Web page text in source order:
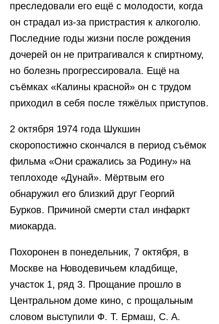
преследовали его ещё с молодости, когда
он страдал из-за пристрастия к алкоголю.
Последние годы жизни после рождения
дочерей он не притрагивался к спиртному,
но болезнь прогрессировала. Ещё на
съёмках «Калины красной» он с трудом
приходил в себя после тяжёлых приступов.
2 октября 1974 года Шукшин
скоропостижно скончался в период съёмок
фильма «Они сражались за Родину» на
теплоходе «Дунай». Мёртвым его
обнаружил его близкий друг Георгий
Бурков. Причиной смерти стал инфаркт
миокарда.
Похоронен в понедельник, 7 октября, в
Москве на Новодевичьем кладбище,
участок 1, ряд 3. Прощание прошло в
Центральном доме кино, с прощальным
словом выступили Ф. Т. Ермаш, С. А.